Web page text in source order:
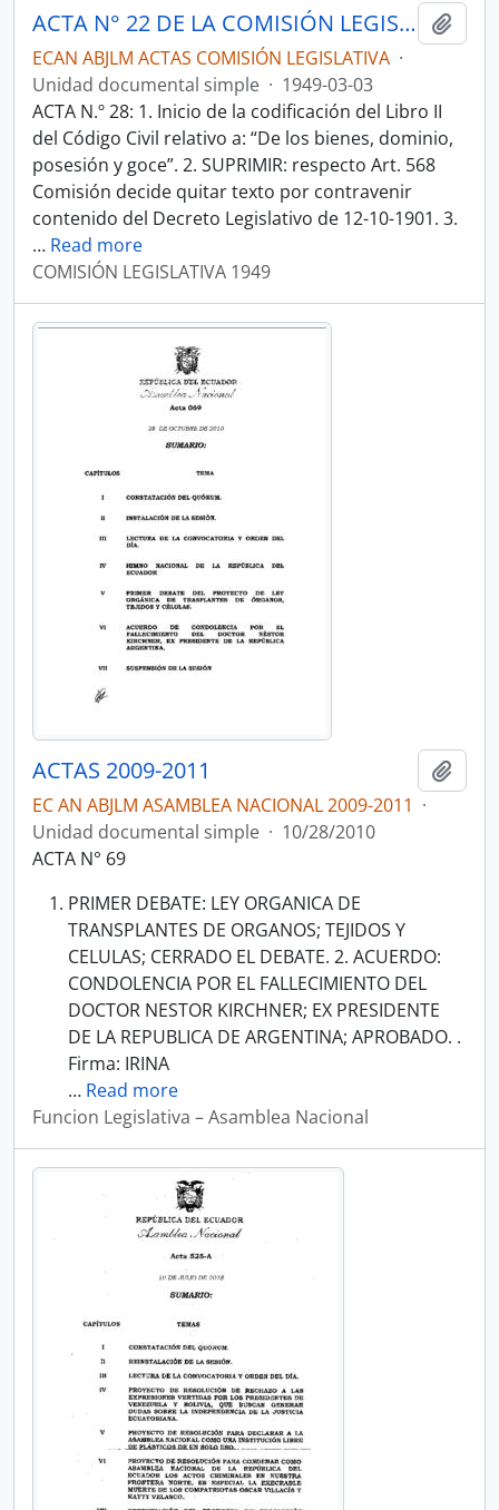
ACTA N° 22 DE LA COMISIÓN LEGISLATIVA PERMANENTE DE 1949-03-03
ECAN ABJLM ACTAS COMISIÓN LEGISLATIVA ·
Unidad documental simple · 1949-03-03
ACTA N.º 28: 1. Inicio de la codificación del Libro II
del Código Civil relativo a: “De los bienes, dominio,
posesión y goce”. 2. SUPRIMIR: respecto Art. 568
Comisión decide quitar texto por contravenir
contenido del Decreto Legislativo de 12-10-1901. 3.
… Read more
COMISIÓN LEGISLATIVA 1949
ACTAS 2009-2011
EC AN ABJLM ASAMBLEA NACIONAL 2009-2011 ·
Unidad documental simple · 10/28/2010
ACTA N° 69
PRIMER DEBATE: LEY ORGANICA DE
TRANSPLANTES DE ORGANOS; TEJIDOS Y
CELULAS; CERRADO EL DEBATE. 2. ACUERDO:
CONDOLENCIA POR EL FALLECIMIENTO DEL
DOCTOR NESTOR KIRCHNER; EX PRESIDENTE
DE LA REPUBLICA DE ARGENTINA; APROBADO. .
Firma: IRINA
… Read more
Funcion Legislativa – Asamblea Nacional